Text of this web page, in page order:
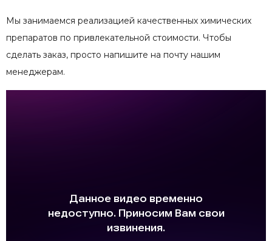
Мы занимаемся реализацией качественных химических
препаратов по привлекательной стоимости. Чтобы
сделать заказ, просто напишите на почту нашим
менеджерам.